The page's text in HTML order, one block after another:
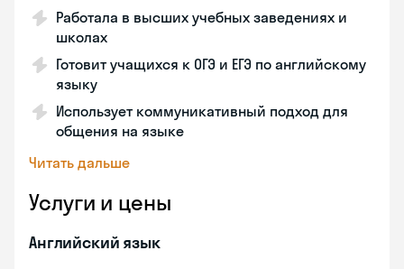
Работала в высших учебных заведениях и
школах
Готовит учащихся к ОГЭ и ЕГЭ по английскому
языку
Использует коммуникативный подход для
общения на языке
Читать дальше
Услуги и цены
Английский язык